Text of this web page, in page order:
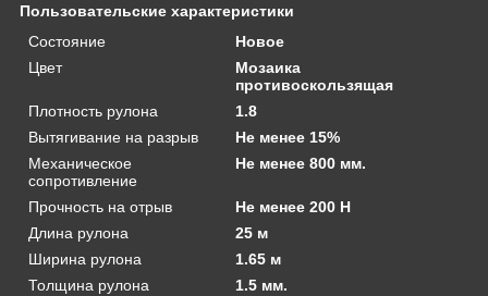
Пользовательские характеристики
Состояние
Новое
Цвет
Мозаика
противоскользящая
Плотность рулона
1.8
Вытягивание на разрыв
Не менее 15%
Механическое
сопротивление
Не менее 800 мм.
Прочность на отрыв
Не менее 200 Н
Длина рулона
25 м
Ширина рулона
1.65 м
Толщина рулона
1.5 мм.